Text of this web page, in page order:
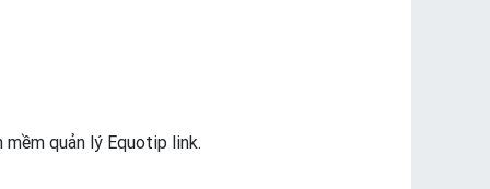
quản lý Equotip link.